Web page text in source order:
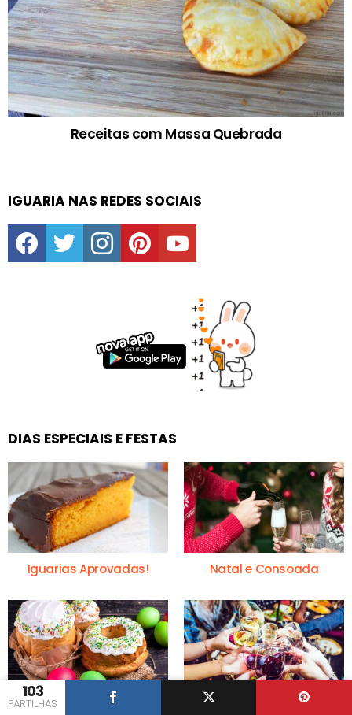
103
PARTILHAS
Receitas com Massa Quebrada
IGUARIA NAS REDES SOCIAIS
facebooktwitter instagrampinterestyoutube
DIAS ESPECIAIS E FESTAS
Iguarias Aprovadas! Natal e Consoada
Receitas da Páscoa Passagem do Ano